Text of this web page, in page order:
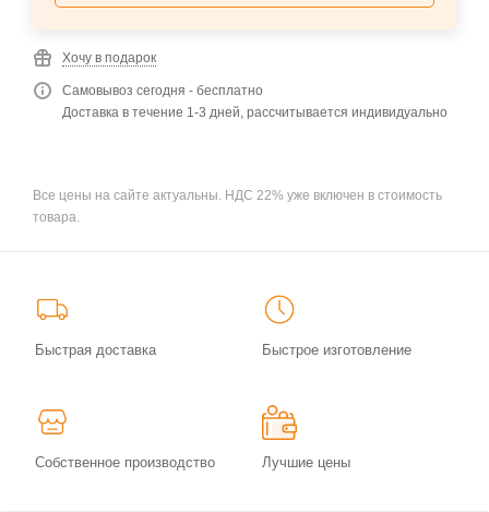
Хочу в подарок
Самовывоз сегодня - бесплатно
Доставка в течение 1-3 дней, рассчитывается индивидуально
Все цены на сайте актуальны. НДС 22% уже включен в стоимость
товара.
Быстрая доставка Быстрое изготовление
Собственное производство Лучшие цены